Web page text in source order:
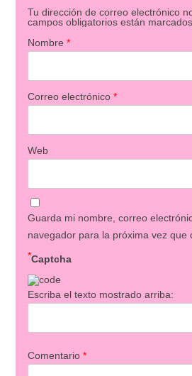
Tu dirección de correo electrónico
campos obligatorios están
Nombre *
Correo electrónico *
Web
Guarda mi nombre, correo
navegador para la próxima vez que
Captcha
*
Escriba el texto mostrado arriba:
Comentario *